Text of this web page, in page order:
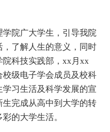
院广大学生，引导我院
了解人生的意义，同时
院科技实践部，xx月xx
校级电子学会成员及校科
习生活及科学发展的宣
完成从高中到大学的转
的大学生活。